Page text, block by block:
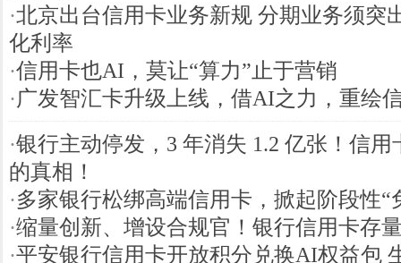
·北京出台信用卡业务新规 分期业务须突
化利率
·信用卡也AI，莫让“算力”止于营销
·广发智汇卡升级上线，借AI之力，重绘
·银行主动停发，3 年消失 1.2 亿张！信用
的真相！
·多家银行松绑高端信用卡，掀起阶段性“
·缩量创新、增设合规官！银行信用卡存
·平安银行信用卡开放积分兑换AI权益包